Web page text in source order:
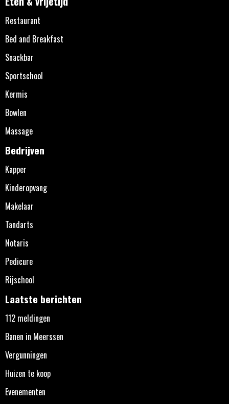
Restaurant
Bed and Breakfast
Snackbar
Sportschool
Kermis
Bowlen
Massage
Bedrijven
Kapper
Kinderopvang
Makelaar
Tandarts
Notaris
Pedicure
Rijschool
Laatste berichten
112 meldingen
Banen in Meerssen
Vergunningen
Huizen te koop
Evenementen